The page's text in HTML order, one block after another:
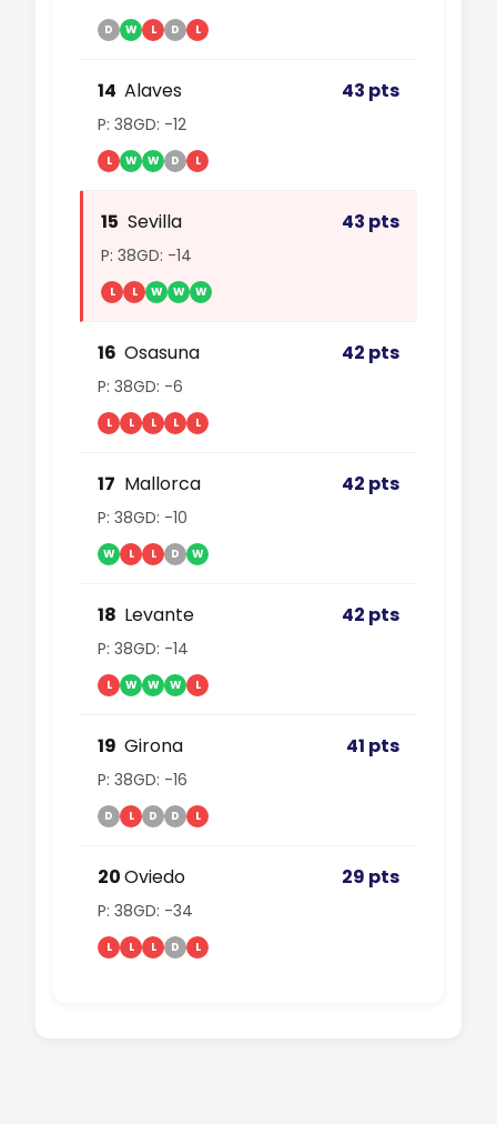
D W L D L
14 Alaves 43 pts
P: 38GD: -12
L W W D L
15 Sevilla 43 pts
P: 38GD: -14
L L W W W
16 Osasuna 42 pts
P: 38GD: -6
L L L L L
17 Mallorca 42 pts
P: 38GD: -10
W L L D W
18 Levante 42 pts
P: 38GD: -14
L W W W L
19 Girona 41 pts
P: 38GD: -16
D L D D L
20Oviedo 29 pts
P: 38GD: -34
L L L D L